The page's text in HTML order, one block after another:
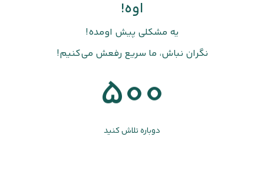
اوه!
یه مشکلی پیش اومده!
نگران نباش، ما سریع رفعش می‌کنیم!
500
دوباره تلاش کنید